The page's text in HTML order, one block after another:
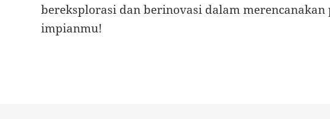
bereksplorasi dan berinovasi dalam
impianmu!